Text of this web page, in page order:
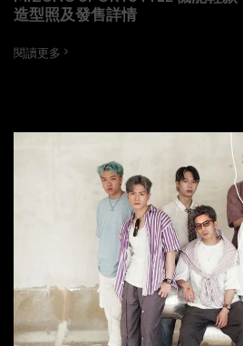
造型照及發售詳情
閱讀更多